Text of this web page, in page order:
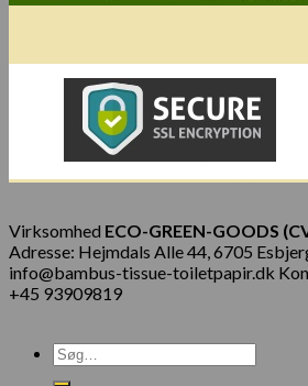
Virksomhed ECO-GREEN-GOODS
Adresse: Hejmdals Alle 44, 6705
info@bambus-tissue-toiletpapir.dk
+45 93909819